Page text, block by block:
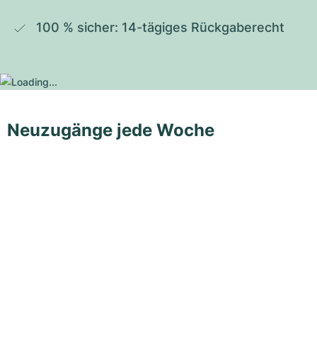
100 % sicher: 14-tägiges Rückgaberecht
Neuzugänge jede Woche